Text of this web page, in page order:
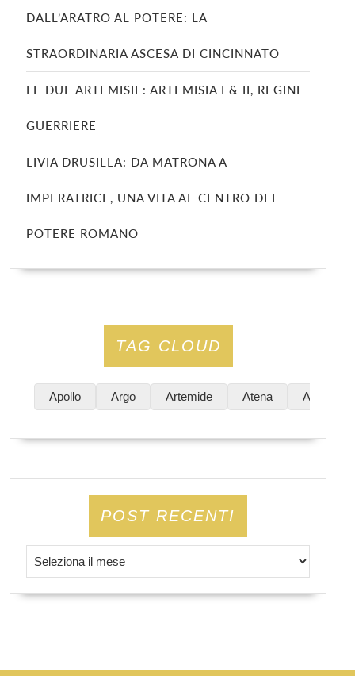
DALL’ARATRO AL POTERE: LA
STRAORDINARIA ASCESA DI CINCINNATO
LE DUE ARTEMISIE: ARTEMISIA I & II, REGINE
GUERRIERE
LIVIA DRUSILLA: DA MATRONA A
IMPERATRICE, UNA VITA AL CENTRO DEL
POTERE ROMANO
TAG CLOUD
Apollo Argo Artemide Atena Atene
POST RECENTI